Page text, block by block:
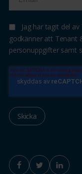
Jag har tagit del
godkänner att Tenant
personuppgifter samt